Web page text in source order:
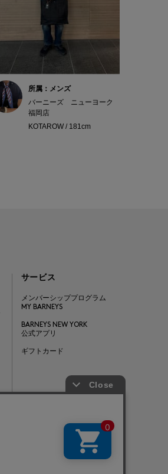
所属：メンズ
バーニーズ ニューヨーク
福岡店
KOTAROW / 181cm
サービス
メンバーシッププログラム
MY BARNEYS
BARNEYS NEW YORK
公式アプリ
ギフトカード